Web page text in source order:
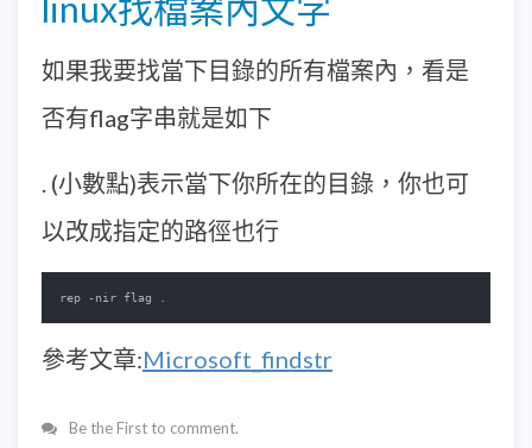
如果我要找當下目錄的所有檔案內，看是
否有flag字串就是如下
. (小數點)表示當下你所在的目錄，你也可
以改成指定的路徑也行
rep -nir flag .
參考文章:Microsoft_findstr
Be the First to comment.